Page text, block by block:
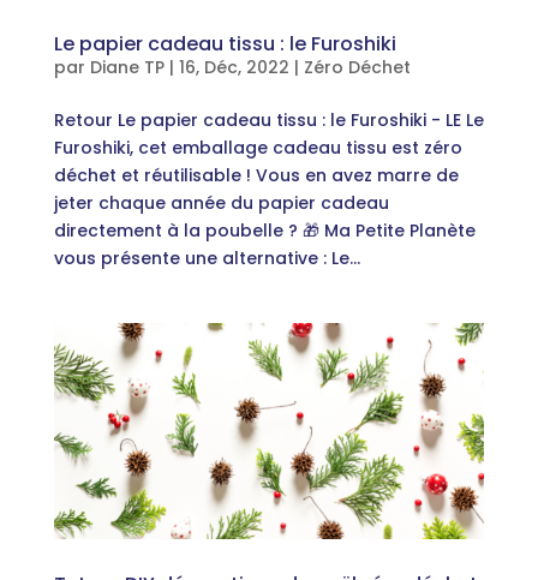
Le papier cadeau tissu : le Furoshiki
par Diane TP| 16, Déc, 2022 | Zéro Déchet
Retour Le papier cadeau tissu : le Furoshiki - LE Le
Furoshiki, cet emballage cadeau tissu est zéro
déchet et réutilisable ! Vous en avez marre de
jeter chaque année du papier cadeau
directement à la poubelle ? 🎁 Ma Petite Planète
vous présente une alternative : Le...